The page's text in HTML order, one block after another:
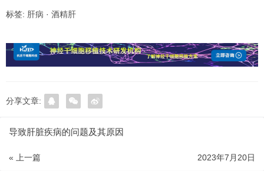
标签: 肝病 · 酒精肝
分享文章:
导致肝脏疾病的问题及其原因
« 上一篇 2023年7月20日